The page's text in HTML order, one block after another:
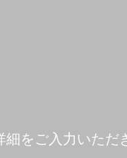
をご入力いただ